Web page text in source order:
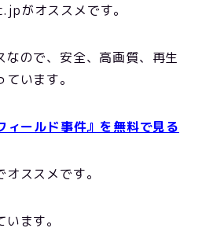
がオススメです。
なので、安全、高画質、再生
います。
ールド事件』を無料で見る
ススメです。
ます。